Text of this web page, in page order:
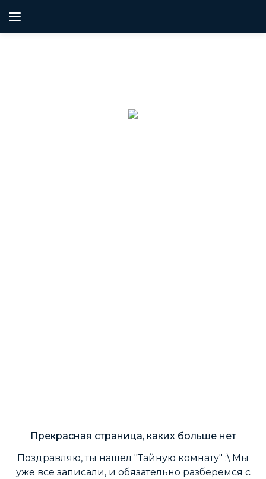
Прекрасная страница, каких больше нет
Поздравляю, ты нашел "Тайную комнату" :\ Мы
уже все записали, и обязательно разберемся с